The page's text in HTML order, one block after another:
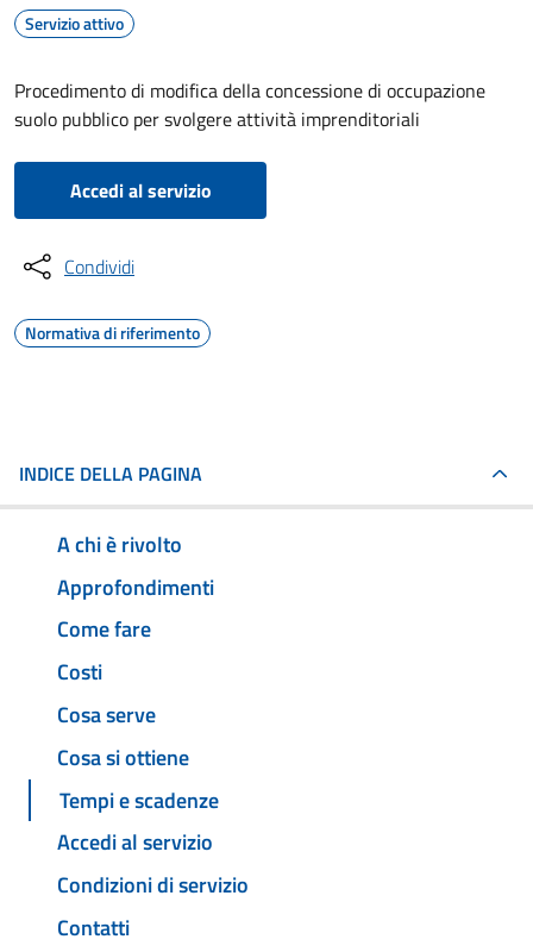
Servizio attivo
Procedimento di modifica della concessione di occupazione
suolo pubblico per svolgere attività imprenditoriali
Accedi al servizio
Condividi
Normativa di riferimento
INDICE DELLA PAGINA
A chi è rivolto
Approfondimenti
Come fare
Costi
Cosa serve
Cosa si ottiene
Tempi e scadenze
Accedi al servizio
Condizioni di servizio
Contatti